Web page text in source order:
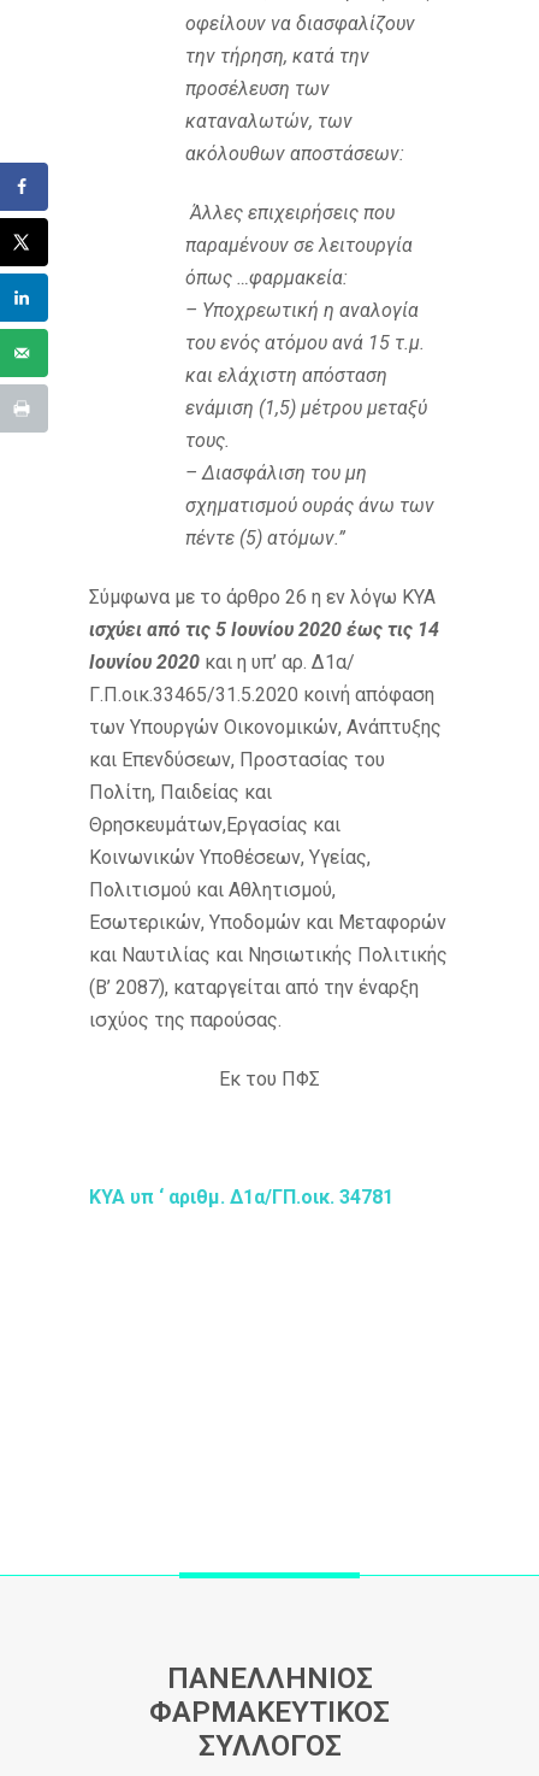
οφείλουν να διασφαλίζουν
την τήρηση, κατά την
προσέλευση των
καταναλωτών, των
ακόλουθων αποστάσεων:
Άλλες επιχειρήσεις που
παραμένουν σε λειτουργία
όπως …φαρμακεία:
– Υποχρεωτική η αναλογία
του ενός ατόμου ανά 15 τ.μ.
και ελάχιστη απόσταση
ενάμιση (1,5) μέτρου μεταξύ
τους.
– Διασφάλιση του μη
σχηματισμού ουράς άνω των
πέντε (5) ατόμων.”
Σύμφωνα με το άρθρο 26 η εν λόγω ΚΥΑ
ισχύει από τις 5 Ιουνίου 2020 έως τις 14
Ιουνίου 2020 και η υπ’ αρ. Δ1α/
Γ.Π.οικ.33465/31.5.2020 κοινή απόφαση
των Υπουργών Οικονομικών, Ανάπτυξης
και Επενδύσεων, Προστασίας του
Πολίτη, Παιδείας και
Θρησκευμάτων,Εργασίας και
Κοινωνικών Υποθέσεων, Υγείας,
Πολιτισμού και Αθλητισμού,
Εσωτερικών, Υποδομών και Μεταφορών
και Ναυτιλίας και Νησιωτικής Πολιτικής
(Β’ 2087), καταργείται από την έναρξη
ισχύος της παρούσας.
Εκ του ΠΦΣ
ΚΥΑ υπ ‘ αριθμ. Δ1α/ΓΠ.οικ. 34781
ΠΑΝΕΛΛΗΝΙΟΣ
ΦΑΡΜΑΚΕΥΤΙΚΟΣ
ΣΥΛΛΟΓΟΣ